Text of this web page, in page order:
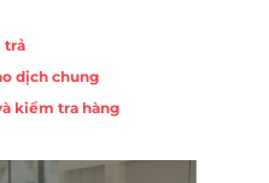
trả
dịch chung
kiểm tra hàng